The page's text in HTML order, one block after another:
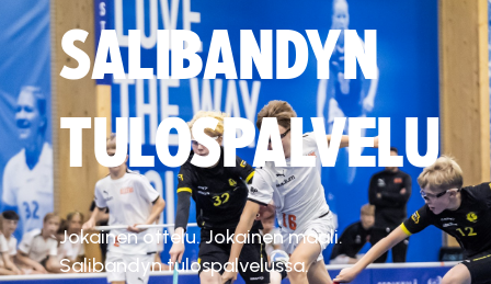
SALIBANDYN
TULOSPALVELU
Jokainen ottelu. Jokainen maali.
Salibandyn tulospalvelussa.